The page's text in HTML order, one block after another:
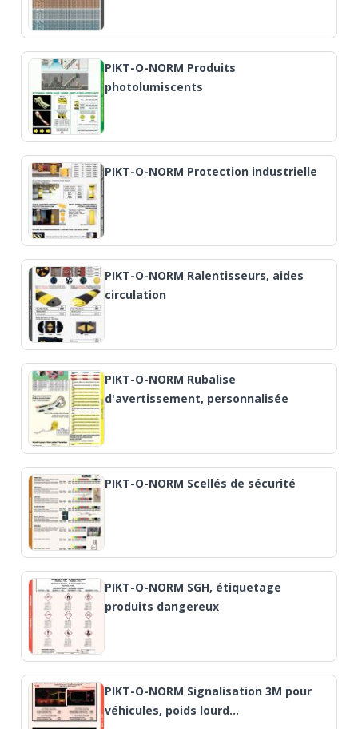
PIKT-O-NORM Produits
photolumiscents
PIKT-O-NORM Protection industrielle
PIKT-O-NORM Ralentisseurs, aides
circulation
PIKT-O-NORM Rubalise
d'avertissement, personnalisée
PIKT-O-NORM Scellés de sécurité
PIKT-O-NORM SGH, étiquetage
produits dangereux
PIKT-O-NORM Signalisation 3M pour
véhicules, poids lourd…